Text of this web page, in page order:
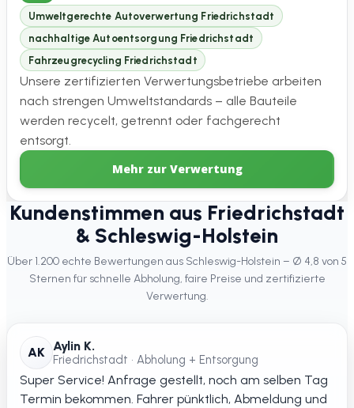
Umweltgerechte Autoverwertung Friedrichstadt
nachhaltige Autoentsorgung Friedrichstadt
Fahrzeugrecycling Friedrichstadt
Unsere zertifizierten Verwertungsbetriebe arbeiten
nach strengen Umweltstandards – alle Bauteile
werden recycelt, getrennt oder fachgerecht
entsorgt.
Mehr zur Verwertung
Kundenstimmen aus Friedrichstadt
& Schleswig-Holstein
Über 1.200 echte Bewertungen aus Schleswig-Holstein – Ø 4,8 von 5
Sternen für schnelle Abholung, faire Preise und zertifizierte
Verwertung.
AK Aylin K.
Friedrichstadt • Abholung + Entsorgung
Super Service! Anfrage gestellt, noch am selben Tag
Termin bekommen. Fahrer pünktlich, Abmeldung und